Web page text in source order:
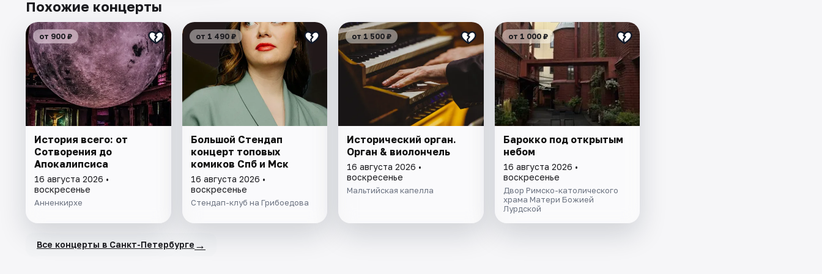
Похожие концерты
от 900 ₽
История всего: от
Сотворения до
Апокалипсиса
16 августа 2026 •
воскресенье
Анненкирхе
от 1 490 ₽
Большой Стендап
концерт топовых
комиков Спб и Мск
16 августа 2026 •
воскресенье
Стендап-клуб на Грибоедова
от 1 500 ₽
Исторический орган.
Орган & виолончель
16 августа 2026 •
воскресенье
Мальтийская капелла
от 1 000 ₽
Барокко под открытым
небом
16 августа 2026 •
воскресенье
Двор Римско-католического
храма Матери Божией
Лурдской
Все концерты в Санкт-Петербурге →